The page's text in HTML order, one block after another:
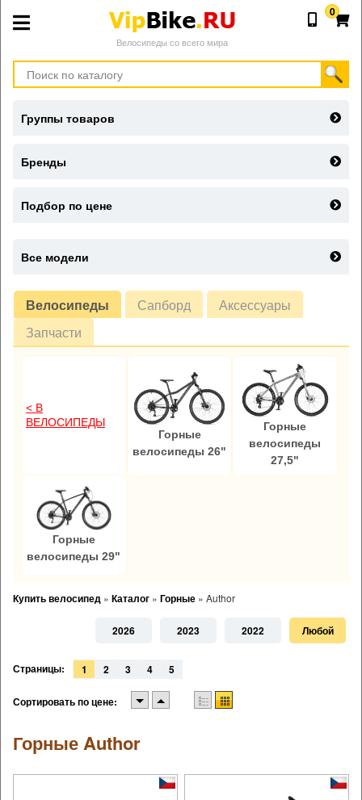
Велосипеды со всего мира
0
Велосипеды Сапборд
Аксессуары
Запчасти
< В
ВЕЛОСИПЕДЫ
Горные
велосипеды 26"
Горные
велосипеды
27,5"
Горные
велосипеды 29"
Купить велосипед » Каталог » Горные » Author
2026 2023 2022 Любой
Страницы: 1 2 3 4 5
Сортировать по цене:
Горные Author
Группы товаров
Бренды
Подбор по цене
Все модели